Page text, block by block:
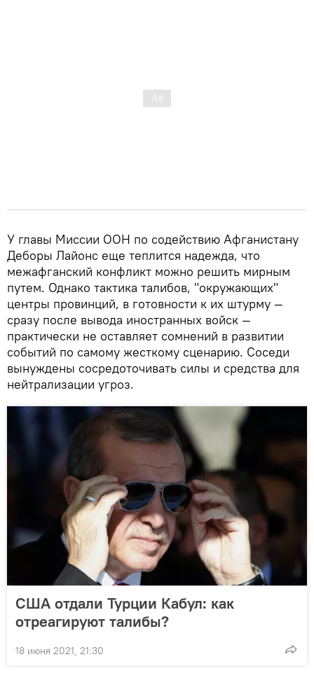
У главы Миссии ООН по содействию Афганистану
Деборы Лайонс еще теплится надежда, что
межафганский конфликт можно решить мирным
путем. Однако тактика талибов, "окружающих"
центры провинций, в готовности к их штурму —
сразу после вывода иностранных войск —
практически не оставляет сомнений в развитии
событий по самому жесткому сценарию. Соседи
вынуждены сосредоточивать силы и средства для
нейтрализации угроз.
США отдали Турции Кабул: как
отреагируют талибы?
18 июня 2021, 21:30